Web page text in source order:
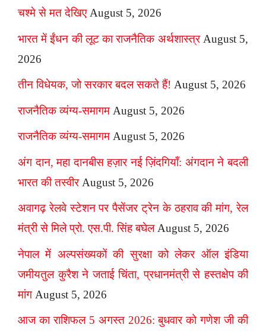
चश्मे से मत देखिए August 5, 2026
भारत में ईंधन की लूट का राजनैतिक अर्थशास्त्र August 5,
2026
तीन विधेयक, जो सरकार बदल सकते हैं! August 5, 2026
राजनैतिक व्यंग्य-समागम August 5, 2026
राजनैतिक व्यंग्य-समागम August 5, 2026
अंग दान, महा दानबीस हज़ार नई ज़िंदगियाँ: अंगदान ने बदली
भारत की तस्वीर August 5, 2026
अवागढ़ रेलवे स्टेशन पर पैसेंजर ट्रेन के ठहराव की मांग, रेल
मंत्री से मिले प्रो. एस.पी. सिंह बघेल August 5, 2026
नेपाल में अल्पसंख्यकों की सुरक्षा को लेकर ऑल इंडिया
जमीयतुल कुरैश ने जताई चिंता, प्रधानमंत्री से हस्तक्षेप की
मांग August 5, 2026
आज का राशिफल 5 अगस्त 2026: बुधवार को गणेश जी की